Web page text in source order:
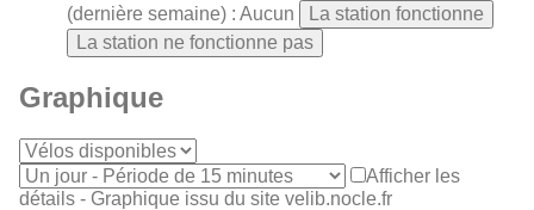
(dernière semaine) : Aucun
La station fonctionne
La station ne fonctionne pas
Graphique
Afficher les
détails - Graphique issu du site velib.nocle.fr